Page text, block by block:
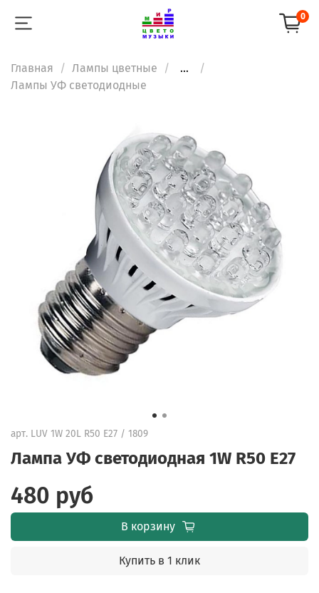
0
Главная Лампы цветные
...
Лампы УФ светодиодные
арт. LUV 1W 20L R50 E27 / 1809
Лампа УФ светодиодная 1W R50 E27
480 руб
В корзину
Купить в 1 клик